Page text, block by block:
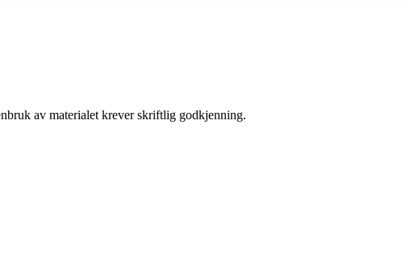
av materialet krever skriftlig godkjenning.